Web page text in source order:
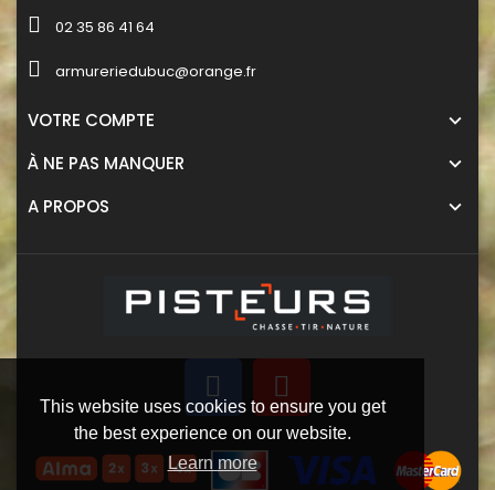
This website uses cookies to ensure you get
the best experience on our website.
Learn more
02 35 86 41 64
armureriedubuc@orange.fr
VOTRE COMPTE
À NE PAS MANQUER
A PROPOS